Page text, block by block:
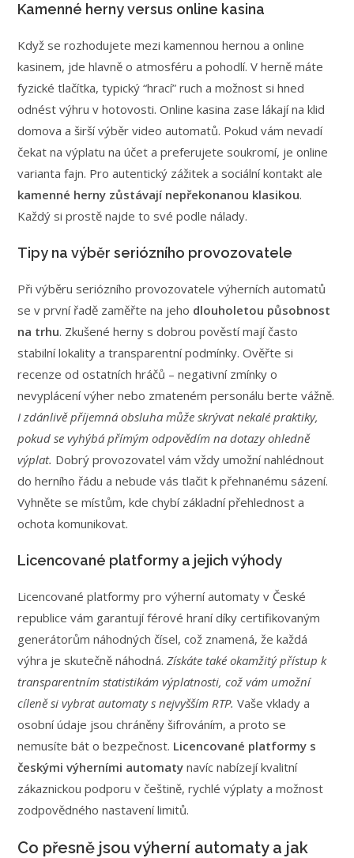
Kamenné herny versus online kasina
Když se rozhodujete mezi kamennou hernou a online
kasinem, jde hlavně o atmosféru a pohodlí. V herně máte
fyzické tlačítka, typický “hrací” ruch a možnost si hned
odnést výhru v hotovosti. Online kasina zase lákají na klid
domova a širší výběr video automatů. Pokud vám nevadí
čekat na výplatu na účet a preferujete soukromí, je online
varianta fajn. Pro autentický zážitek a sociální kontakt ale
kamenné herny zůstávají nepřekonanou klasikou.
Každý si prostě najde to své podle nálady.
Tipy na výběr seriózního provozovatele
Při výběru seriózního provozovatele výherních automatů
se v první řadě zaměřte na jeho dlouholetou působnost
na trhu. Zkušené herny s dobrou pověstí mají často
stabilní lokality a transparentní podmínky. Ověřte si
recenze od ostatních hráčů – negativní zmínky o
nevyplácení výher nebo zmateném personálu berte vážně.
I zdánlivě příjemná obsluha může skrývat nekalé praktiky,
pokud se vyhýbá přímým odpovědím na dotazy ohledně
výplat. Dobrý provozovatel vám vždy umožní nahlédnout
do herního řádu a nebude vás tlačit k přehnanému sázení.
Vyhněte se místům, kde chybí základní přehlednost a
ochota komunikovat.
Licencované platformy a jejich výhody
Licencované platformy pro výherní automaty v České
republice vám garantují férové hraní díky certifikovaným
generátorům náhodných čísel, což znamená, že každá
výhra je skutečně náhodná.Získáte také okamžitý přístup k
transparentním statistikám výplatnosti, což vám umožní
cíleně si vybrat automaty s nejvyšším RTP. Vaše vklady a
osobní údaje jsou chráněny šifrováním, a proto se
nemusíte bát o bezpečnost. Licencované platformy s
českými výherními automaty navíc nabízejí kvalitní
zákaznickou podporu v češtině, rychlé výplaty a možnost
zodpovědného nastavení limitů.
Co přesně jsou výherní automaty a jak